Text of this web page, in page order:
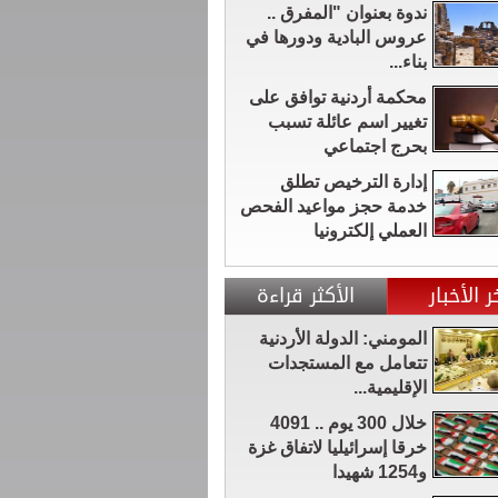
ندوة بعنوان "المفرق ..
عروس البادية ودورها في
بناء...
محكمة أردنية توافق على
تغيير اسم عائلة تسبب
بحرج اجتماعي
إدارة الترخيص تطلق
خدمة حجز مواعيد الفحص
العملي إلكترونيا
الأخبار الأكثر قراءة
المومني: الدولة الأردنية
تتعامل مع المستجدات
الإقليمية...
خلال 300 يوم .. 4091
خرقا إسرائيليا لاتفاق غزة
و1254 شهيدا